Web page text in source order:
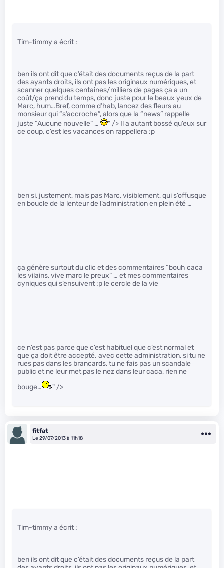
Tim-timmy a écrit :
ben ils ont dit que c’était des documents reçus de la part
des ayants droits, ils ont pas les originaux numériques, et
scanner quelques centaines/milliers de pages ça a un
coût/ça prend du temps, donc juste pour le beaux yeux de
Marc, hum…Bref, comme d’hab, lancez des fleurs au
monsieur qui “s’accroche”, alors que la “news” rappelle
juste “Aucune nouvelle” …
" /> Il a autant bossé qu’eux sur
ce coup, c’est les vacances on rappellera :p
ben si, justement, mais pas Marc, visiblement, qui s’offusque
en boucle de la lenteur de l’administration en plein été …
ça génère surtout du clic et des commentaires “bouh caca
les vilains, vive marc le preux” … et mes commentaires
cyniques qui s’ensuivent :p le cercle de la vie
ce n’est pas parce que c’est habituel que c’est normal et
que ça doit être accepté. avec cette administration, si tu ne
rues pas dans les brancards, tu ne fais pas un scandale
public et ne leur met pas le nez dans leur caca, rien ne
bouge…
" />
fitfat
Le 29/07/2013 à 11h18
Tim-timmy a écrit :
ben ils ont dit que c’était des documents reçus de la part